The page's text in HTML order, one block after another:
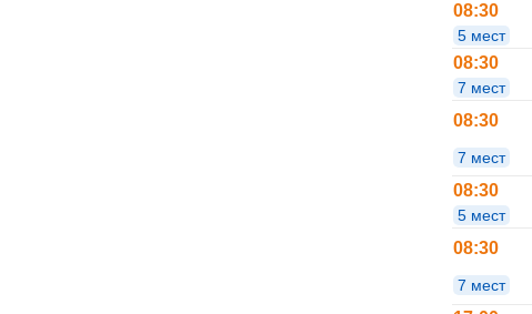
08:30
5 мест
08:30
7 мест
08:30
7 мест
08:30
5 мест
08:30
7 мест